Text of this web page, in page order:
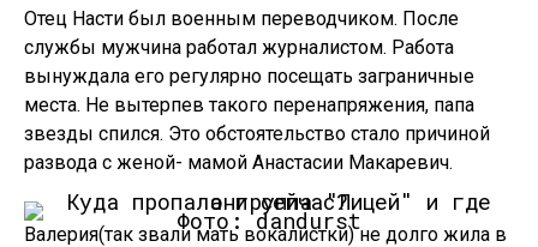
Отец Насти был военным переводчиком. После
службы мужчина работал журналистом. Работа
вынуждала его регулярно посещать заграничные
места. Не вытерпев такого перенапряжения, папа
звезды спился. Это обстоятельство стало причиной
развода с женой- мамой Анастасии Макаревич.
Фото: dandurst
Валерия(так звали мать вокалистки) не долго жила в